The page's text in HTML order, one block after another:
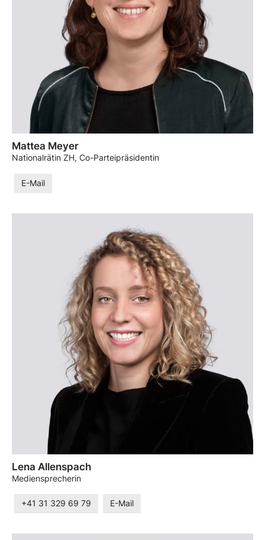
Mattea Meyer
Nationalrätin ZH, Co-Parteipräsidentin
E-Mail
Lena Allenspach
Mediensprecherin
+41 31 329 69 79 E-Mail